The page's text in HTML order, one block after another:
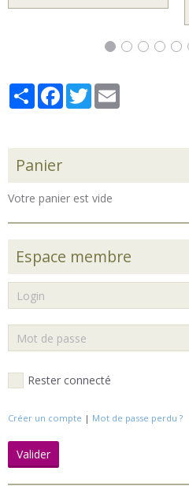
PartagerFacebook
Twitter
Panier
Votre panier est vide
Espace membre
Rester connecté
Créer un compte | Mot de passe perdu ?
Valider